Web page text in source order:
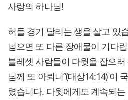
사랑의 하나님!
허들 경기 달리는 생을 살고 있
넘으면 또 다른 장애물이 기다
블레셋 사람들이 다윗을 잡으
님께 또 아뢰니”(대상14:14) 이
렸습니다. 다윗에게도 계속되